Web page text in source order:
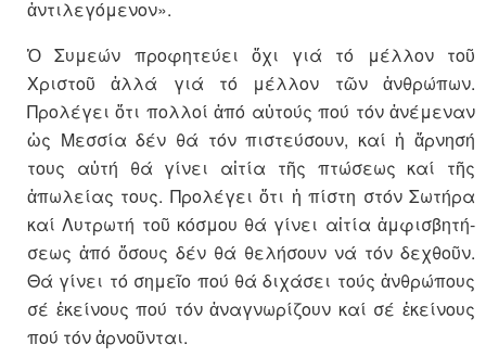
ἀντιλεγόμενον».
Ὁ Συμεών προφητεύει ὄχι γιά τό μέλλον τοῦ
Χριστοῦ ἀλλά γιά τό μέλλον τῶν ἀνθρώπων.
Προλέγει ὅτι πολλοί ἀπό αὐτούς πού τόν ἀνέμεναν
ὡς Μεσσία δέν θά τόν πι­στεύσουν, καί ἡ ἄρνησή
τους αὐτή θά γίνει αἰτία τῆς πτώσεως καί τῆς
ἀπωλείας τους. Προλέγει ὅτι ἡ πί­στη στόν Σωτήρα
καί Λυ­τρωτή τοῦ κόσμου θά γίνει αἰτία ἀμφισβη­τή­
σεως ἀπό ὅσους δέν θά θελήσουν νά τόν δεχθοῦν.
Θά γίνει τό σημεῖο πού θά διχάσει τούς ἀνθρώπους
σέ ἐκείνους πού τόν ἀναγνωρίζουν καί σέ ἐκείνους
πού τόν ἀρνοῦνται.